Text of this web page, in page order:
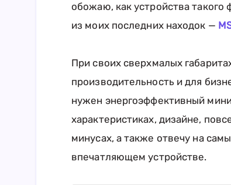
обожаю, как устройства
из моих последних находок —
При своих сверхмалых
производительность и для
нужен энергоэффективный
характеристиках, дизайне,
минусах, а также отвечу на
впечатляющем устройстве.